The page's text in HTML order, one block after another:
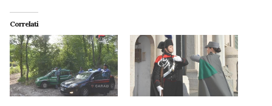
Correlati